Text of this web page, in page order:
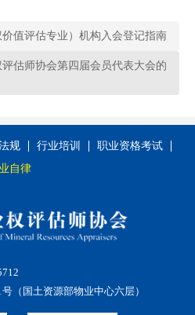
值评估专业）机构入会登记指南
估师协会第四届会员代表大会的
规 行业培训
职业资格考试
自律
（国土资源部物业中心六层）